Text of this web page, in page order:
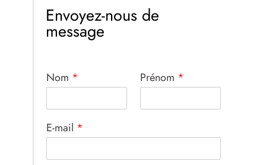
Envoyez-nous de
message
Nom * Prénom *
E-mail *